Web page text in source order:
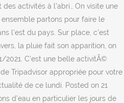
activités à l’abri… On visite une
partons pour faire le
l’est du pays. Sur place, c’est
la pluie fait son apparition, on
2021. C'est une belle activitÃ©
Tripadvisor appropriée pour votre
de ce lundi. Posted on 21
d’eau en particulier les jours de